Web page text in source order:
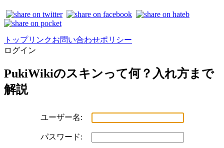
トップリンクお問い合わせポリシー
ログイン
PukiWikiのスキンって何？入れ方まで
解説
ユーザー名:
パスワード: